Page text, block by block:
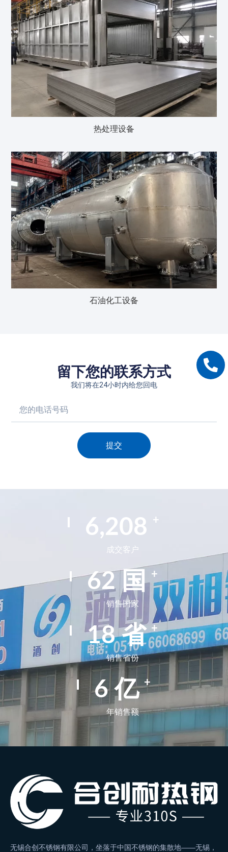
热处理设备
石油化工设备
留下您的联系方式
我们将在24小时内给您回电
提交
9,947 +
成交客户
99国+
销售国家
29省+
销售省份
9亿+
年销售额
无锡合创不锈钢有限公司，坐落于中国不锈钢的集散地——无锡，